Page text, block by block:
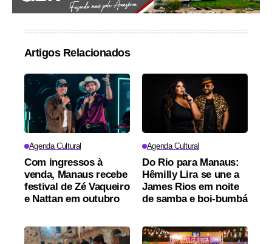
Artigos Relacionados
Agenda Cultural
Com ingressos à
venda, Manaus recebe
festival de Zé Vaqueiro
e Nattan em outubro
Agenda Cultural
Do Rio para Manaus:
Hêmilly Lira se une a
James Rios em noite
de samba e boi-bumbá